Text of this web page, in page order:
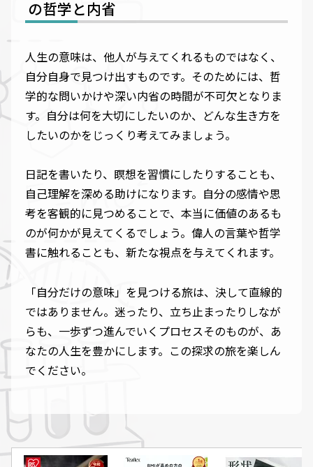
の哲学と内省
人生の意味は、他人が与えてくれるものではなく、
自分自身で見つけ出すものです。そのためには、哲
学的な問いかけや深い内省の時間が不可欠となりま
す。自分は何を大切にしたいのか、どんな生き方を
したいのかをじっくり考えてみましょう。
日記を書いたり、瞑想を習慣にしたりすることも、
自己理解を深める助けになります。自分の感情や思
考を客観的に見つめることで、本当に価値のあるも
のが何かが見えてくるでしょう。偉人の言葉や哲学
書に触れることも、新たな視点を与えてくれます。
「自分だけの意味」を見つける旅は、決して直線的
ではありません。迷ったり、立ち止まったりしなが
らも、一歩ずつ進んでいくプロセスそのものが、あ
なたの人生を豊かにします。この探求の旅を楽しん
でください。